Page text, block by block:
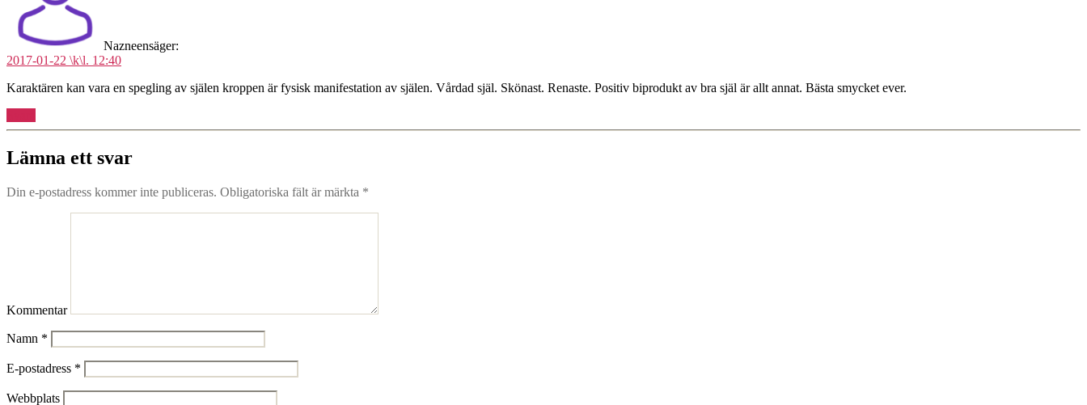
Nazneensäger:
2017-01-22 \k\l. 12:40
Karaktären kan vara en spegling av själen kroppen är fysisk manifestation av själen. Vårdad själ. Skönast. Renaste. Positiv biprodukt av bra själ är allt annat. Bästa smycket ever.
Lämna ett svar
Din e-postadress kommer inte publiceras. Obligatoriska fält är märkta *
Kommentar
Namn *
E-postadress *
Webbplats